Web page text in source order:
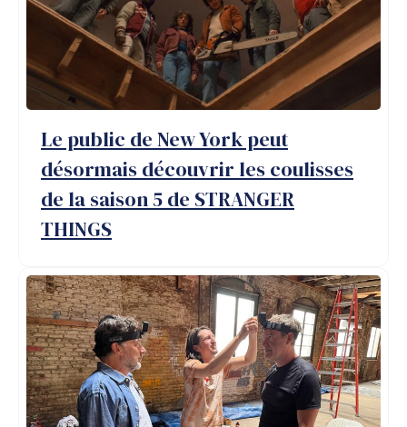
dans
Le public de New York peut
désormais découvrir les coulisses
de la saison 5 de STRANGER
THINGS